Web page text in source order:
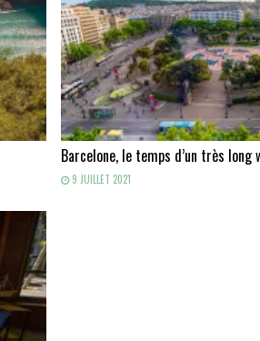
Barcelone, le temps d’un très long
9 JUILLET 2021